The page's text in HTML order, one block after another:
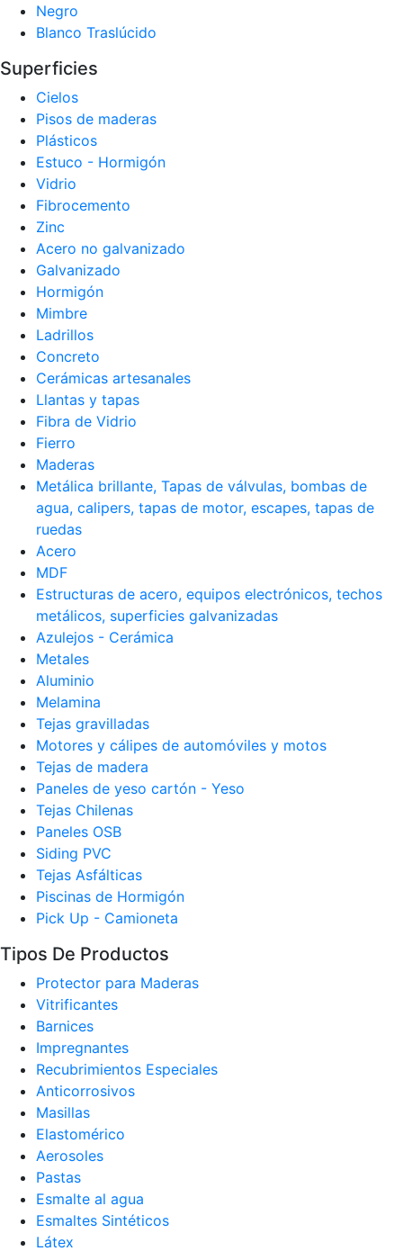
Negro
Blanco Traslúcido
Superficies
Cielos
Pisos de maderas
Plásticos
Estuco - Hormigón
Vidrio
Fibrocemento
Zinc
Acero no galvanizado
Galvanizado
Hormigón
Mimbre
Ladrillos
Concreto
Cerámicas artesanales
Llantas y tapas
Fibra de Vidrio
Fierro
Maderas
Metálica brillante, Tapas de válvulas, bombas de
agua, calipers, tapas de motor, escapes, tapas de
ruedas
Acero
MDF
Estructuras de acero, equipos electrónicos, techos
metálicos, superficies galvanizadas
Azulejos - Cerámica
Metales
Aluminio
Melamina
Tejas gravilladas
Motores y cálipes de automóviles y motos
Tejas de madera
Paneles de yeso cartón - Yeso
Tejas Chilenas
Paneles OSB
Siding PVC
Tejas Asfálticas
Piscinas de Hormigón
Pick Up - Camioneta
Tipos De Productos
Protector para Maderas
Vitrificantes
Barnices
Impregnantes
Recubrimientos Especiales
Anticorrosivos
Masillas
Elastomérico
Aerosoles
Pastas
Esmalte al agua
Esmaltes Sintéticos
Látex